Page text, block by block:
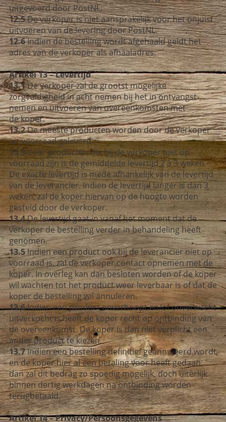
uitgevoerd door PostNL.
12.5De verkoper is niet aansprakelijk voor het onjuist
uitvoeren van de levering door PostNL.
12.6Indien de bestelling wordt afgehaald geldt het
adres van de verkoper als afhaaladres.
Artikel 13 – Levertijd
13.1De verkoper zal de grootst mogelijke
zorgvuldigheid in acht nemen bij het in ontvangst
nemen en uitvoeren van overeenkomsten met
de koper.
13.2De meeste producten worden door de verkoper
uit voorraad geleverd.
13.3Voor producten die bij de verkoper niet op
voorraad zijn is de gemiddelde levertijd 2 à 3 weken.
De exacte levertijd is mede afhankelijk van de levertijd
van de leverancier. Indien de levertijd langer is dan 3
weken, zal de koper hiervan op de hoogte worden
gesteld door de verkoper.
13.4De levertijd gaat in vanaf het moment dat de
verkoper de bestelling verder in behandeling heeft
genomen.
13.5Indien een product ook bij de leverancier niet op
voorraad is, zal de verkoper contact opnemen met de
koper. In overleg kan dan besloten worden of de koper
wil wachten tot het product weer leverbaar is of dat de
koper de bestelling wil annuleren.
13.6Indien een product onverhoopt en/of onverwacht
uitverkocht is heeft de koper recht op ontbinding van
de overeenkomst. De koper is dan niet verplicht een
ander product te kiezen.
13.7Indien een bestelling definitief geannuleerd wordt
en de koper hier al een betaling voor heeft gedaan,
dan zal dit bedrag zo spoedig mogelijk, doch uiterlijk
binnen dertig werkdagen na ontbinding worden
terugbetaald.
Artikel 14 – Privacy/Persoonsgegevens